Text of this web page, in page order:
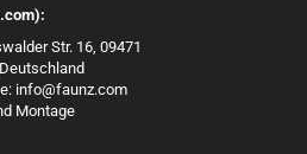
Str. 16, 09471
info@faunz.com
Montage